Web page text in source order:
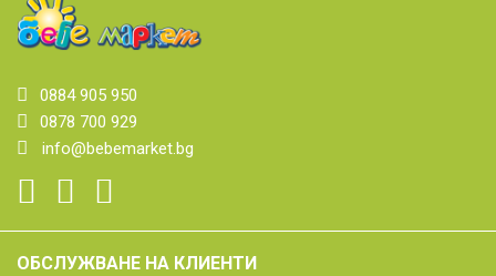
0884 905 950
0878 700 929
info@bebemarket.bg
ОБСЛУЖВАНЕ НА КЛИЕНТИ